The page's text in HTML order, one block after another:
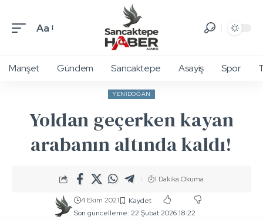
Aa
Manşet Gündem Sancaktepe Asayiş Spor
YENIDOĞAN
Yoldan geçerken kayan
arabanın altında kaldı!
Son güncelleme: 22 Şubat 2026 18:22
4 Ekim 2021
1 Dakika Okuma